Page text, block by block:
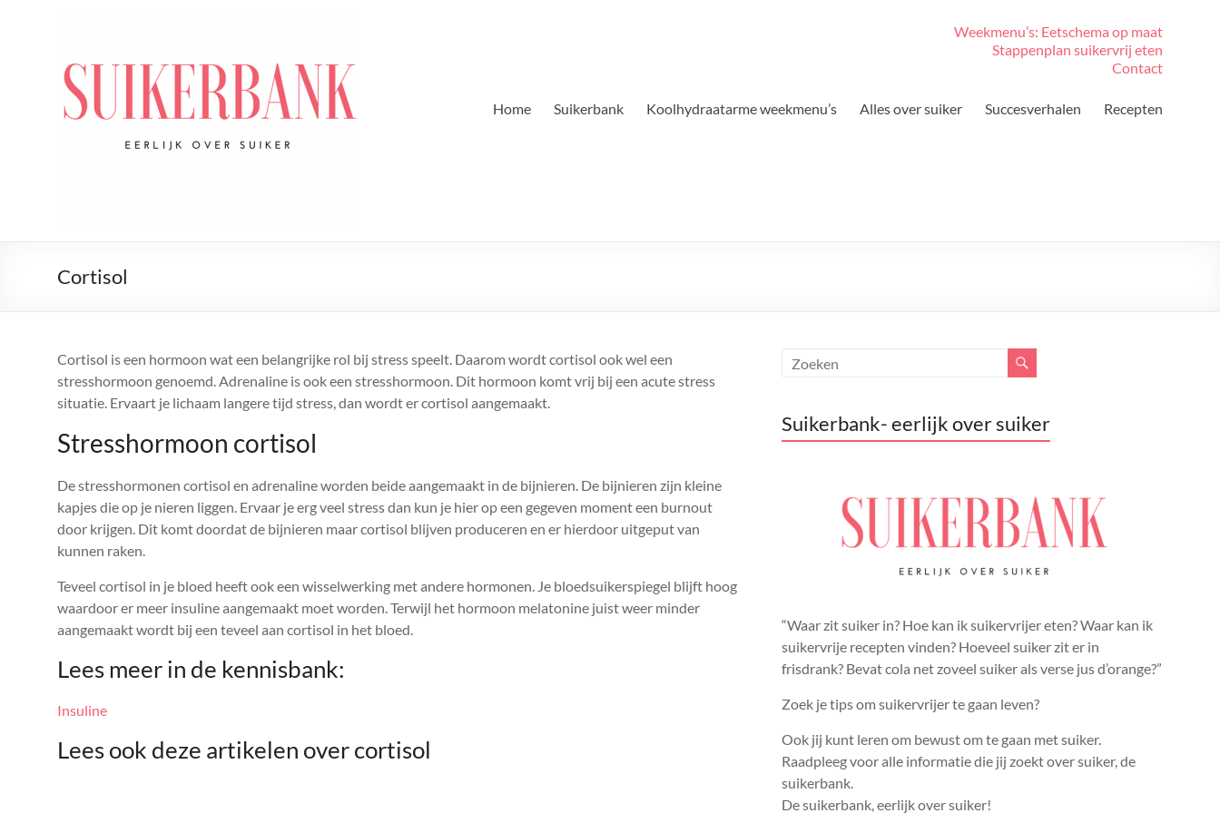
Suikerbank
Voor
Weekmenu’s: Eetschema op maat
Stappenplan suikervrij eten
Contact
Home Suikerbank Koolhydraatarme weekmenu’s Alles over suiker Succesverhalen Recepten
Cortisol
Cortisol is een hormoon wat een belangrijke rol bij stress speelt. Daarom wordt cortisol ook wel een
stresshormoon genoemd. Adrenaline is ook een stresshormoon. Dit hormoon komt vrij bij een acute stress
situatie. Ervaart je lichaam langere tijd stress, dan wordt er cortisol aangemaakt.
Stresshormoon cortisol
De stresshormonen cortisol en adrenaline worden beide aangemaakt in de bijnieren. De bijnieren zijn kleine
kapjes die op je nieren liggen. Ervaar je erg veel stress dan kun je hier op een gegeven moment een burnout
door krijgen. Dit komt doordat de bijnieren maar cortisol blijven produceren en er hierdoor uitgeput van
kunnen raken.
Teveel cortisol in je bloed heeft ook een wisselwerking met andere hormonen. Je bloedsuikerspiegel blijft hoog
waardoor er meer insuline aangemaakt moet worden. Terwijl het hormoon melatonine juist weer minder
aangemaakt wordt bij een teveel aan cortisol in het bloed.
Lees meer in de kennisbank:
Insuline
Lees ook deze artikelen over cortisol
Suikerbank- eerlijk over suiker
“Waar zit suiker in? Hoe kan ik suikervrijer eten? Waar kan ik
suikervrije recepten vinden? Hoeveel suiker zit er in
frisdrank? Bevat cola net zoveel suiker als verse jus d’orange?”
Zoek je tips om suikervrijer te gaan leven?
Ook jij kunt leren om bewust om te gaan met suiker.
Raadpleeg voor alle informatie die jij zoekt over suiker, de
suikerbank.
De suikerbank, eerlijk over suiker!